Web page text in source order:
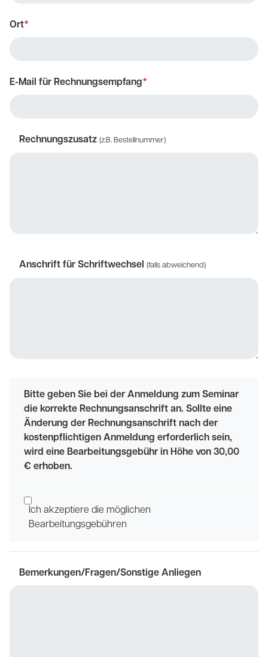
Ort*
E-Mail für Rechnungsempfang*
Rechnungszusatz (z.B. Bestellnummer)
Anschrift für Schriftwechsel (falls abweichend)
Bitte geben Sie bei der Anmeldung zum Seminar
die korrekte Rechnungsanschrift an. Sollte eine
Änderung der Rechnungsanschrift nach der
kostenpflichtigen Anmeldung erforderlich sein,
wird eine Bearbeitungsgebühr in Höhe von 30,00
€ erhoben.
Ich akzeptiere die möglichen
Bearbeitungsgebühren
Bemerkungen/Fragen/Sonstige Anliegen